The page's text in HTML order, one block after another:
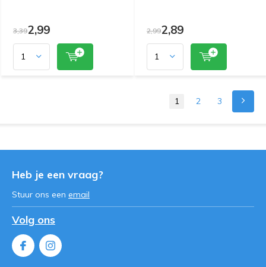
3,392,99 2,992,89
1 2 3
Heb je een vraag?
Stuur ons een email
Volg ons